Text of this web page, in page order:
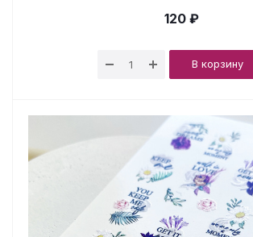
120 ₽
В корзину